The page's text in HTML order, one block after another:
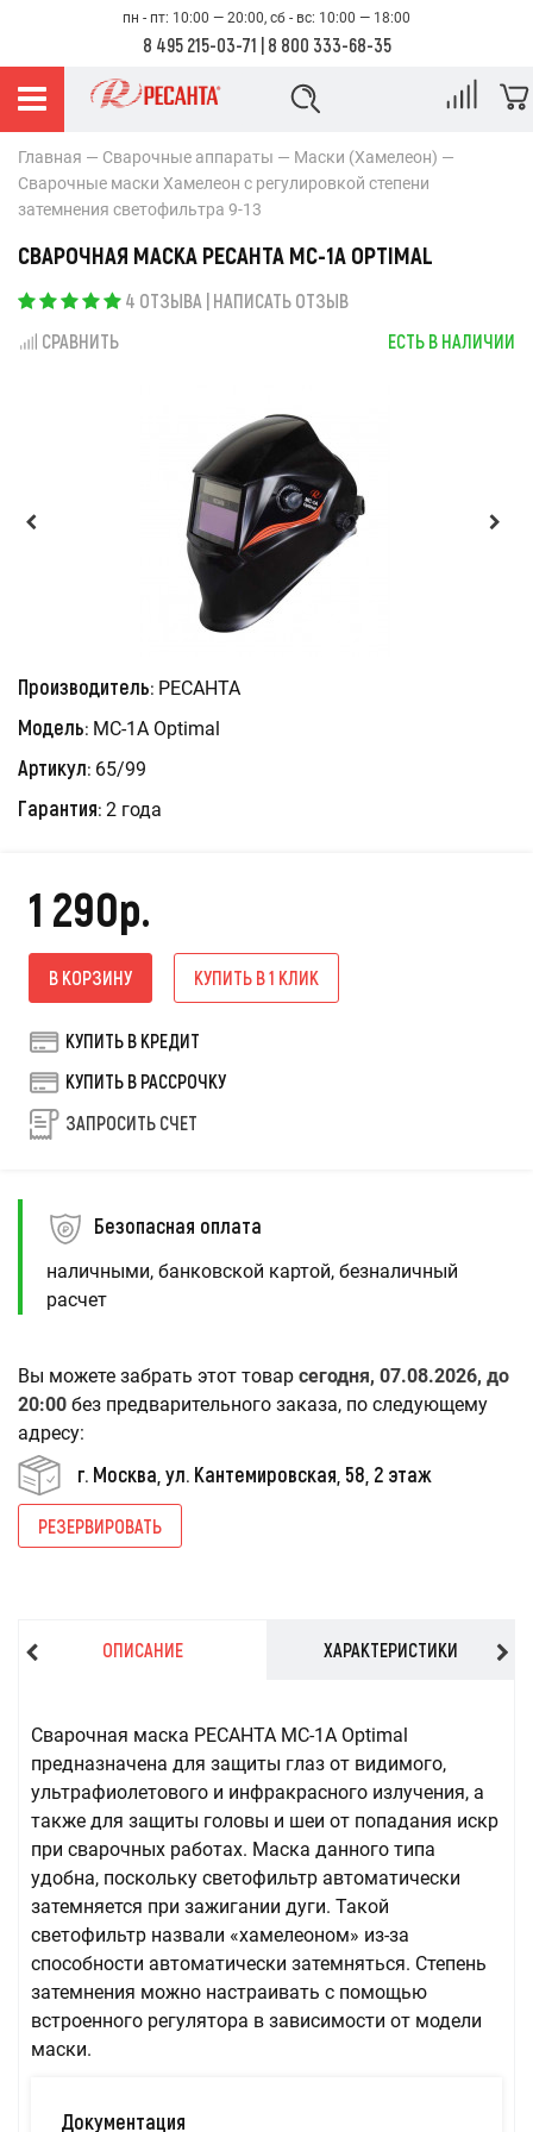
пн - пт: 10:00 — 20:00, сб - вс: 10:00 — 18:00
8 495 215-03-71 | 8 800 333-68-35
Главная Сварочные аппараты
Маски (Хамелеон)
Сварочные маски Хамелеон с регулировкой степени
затемнения светофильтра 9-13
СВАРОЧНАЯ МАСКА РЕСАНТА МС-1А OPTIMAL
4 ОТЗЫВА | НАПИСАТЬ ОТЗЫВ
СРАВНИТЬ
ЕСТЬ В НАЛИЧИИ
Производитель: РЕСАНТА
Модель: МС-1А Optimal
Артикул: 65/99
Гарантия: 2 года
1 290р.
В КОРЗИНУ КУПИТЬ В 1 КЛИК
КУПИТЬ В КРЕДИТ
КУПИТЬ В РАССРОЧКУ
ЗАПРОСИТЬ СЧЕТ
Безопасная оплата
наличными, банковской картой, безналичный
расчет
Вы можете забрать этот товар сегодня, 07.08.2026, до
20:00 без предварительного заказа, по следующему
адресу:
г. Москва, ул. Кантемировская, 58, 2 этаж
РЕЗЕРВИРОВАТЬ
ОПИСАНИЕ ХАРАКТЕРИСТИКИ
Сварочная маска РЕСАНТА МС-1А Optimal
предназначена для защиты глаз от видимого,
ультрафиолетового и инфракрасного излучения, а
также для защиты головы и шеи от попадания искр
при сварочных работах. Маска данного типа
удобна, поскольку светофильтр автоматически
затемняется при зажигании дуги. Такой
светофильтр назвали «хамелеоном» из-за
способности автоматически затемняться. Степень
затемнения можно настраивать с помощью
встроенного регулятора в зависимости от модели
маски.
Документация